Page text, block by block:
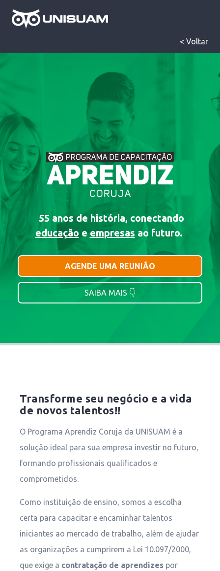
< Voltar
55 anos de história, conectando
educação eempresas ao futuro.
AGENDE UMA REUNIÃO
SAIBA MAIS 👇
Transforme seu negócio e a vida
de novos talentos!!
O Programa Aprendiz Coruja da UNISUAM é a
solução ideal para sua empresa investir no futuro,
formando profissionais qualificados e
comprometidos.
Como instituição de ensino, somos a escolha
certa para capacitar e encaminhar talentos
iniciantes ao mercado de trabalho, além de ajudar
as organizações a cumprirem a Lei 10.097/2000,
que exige a contratação de aprendizes por